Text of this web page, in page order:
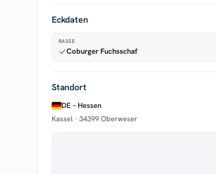
Eckdaten
RASSE
Coburger Fuchsschaf
Standort
DE – Hessen
Kassel · 34399 Oberweser